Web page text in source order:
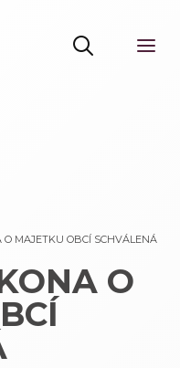
MAJETKU OBCÍ SCHVÁLENÁ
O